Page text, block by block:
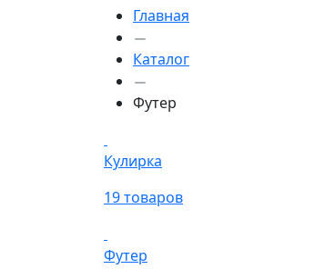
Главная
Каталог
Футер
Кулирка
19 товаров
Футер